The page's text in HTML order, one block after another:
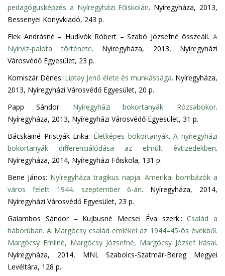
pedagógusképzés a Nyíregyházi Főiskolán. Nyíregyháza, 2013,
Bessenyei Könyvkiadó, 243 p.
Elek Andrásné – Hudivók Róbert – Szabó Józsefné összeáll. A
Nyírvíz-palota története. Nyíregyháza, 2013, Nyíregyházi
Városvédő Egyesület, 23 p.
Komiszár Dénes: Liptay Jenő élete és munkássága. Nyíregyháza,
2013, Nyíregyházi Városvédő Egyesület, 20 p.
Papp Sándor: Nyíregyházi bokortanyák. Rózsabokor.
Nyíregyháza, 2013, Nyíregyházi Városvédő Egyesület, 31 p.
Bácskainé Pristyák Erika: Életképes bokortanyák. A nyíregyházi
bokortanyák differenciálódása az elmúlt évtizedekben.
Nyíregyháza, 2014, Nyíregyházi Főiskola, 131 p.
Bene János: Nyíregyháza tragikus napja. Amerikai bombázók a
város felett 1944. szeptember 6-án. Nyíregyháza, 2014,
Nyíregyházi Városvédő Egyesület, 23 p.
Galambos Sándor – Kujbusné Mecsei Éva szerk.:Család a
háborúban. A Margócsy család emlékei az 1944–45-ös évekből.
Margócsy Emilné, Margócsy Józsefné, Margócsy József írásai.
Nyíregyháza, 2014, MNL Szabolcs-Szatmár-Bereg Megyei
Levéltára, 128 p.